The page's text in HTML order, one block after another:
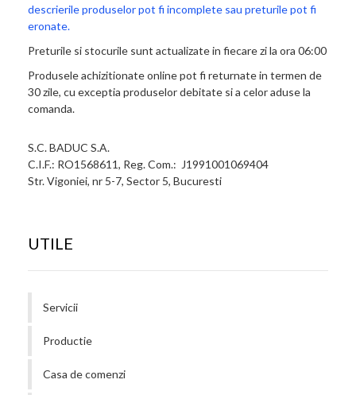
descrierile produselor pot fi incomplete sau preturile pot fi
eronate.
Preturile si stocurile sunt actualizate in fiecare zi la ora 06:00
Produsele achizitionate online pot fi returnate in termen de
30 zile, cu exceptia produselor debitate si a celor aduse la
comanda.
S.C. BADUC S.A.
C.I.F.: RO1568611, Reg. Com.: J1991001069404
Str. Vigoniei, nr 5-7, Sector 5, Bucuresti
UTILE
Servicii
Productie
Casa de comenzi